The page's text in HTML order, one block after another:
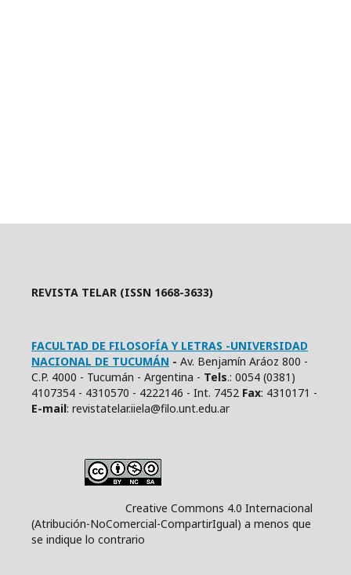
REVISTA TELAR (ISSN 1668-3633)
FACULTAD DE FILOSOFÍA Y LETRAS -UNIVERSIDAD
NACIONAL DE TUCUMÁN - Av. Benjamín Aráoz 800 -
C.P. 4000 - Tucumán - Argentina - Tels.: 0054 (0381)
4107354 - 4310570 - 4222146 - Int. 7452 Fax: 4310171 -
E-mail: revistatelar.iiela@filo.unt.edu.ar
Creative Commons 4.0 Internacional
(Atribución-NoComercial-CompartirIgual) a menos que
se indique lo contrario